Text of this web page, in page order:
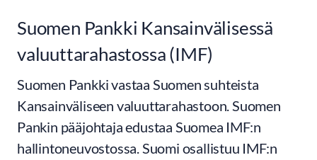
Suomen Pankki Kansainvälisessä
valuuttarahastossa (IMF)
Suomen Pankki vastaa Suomen suhteista
Kansainväliseen valuuttarahastoon. Suomen
Pankin pääjohtaja edustaa Suomea IMF:n
hallintoneuvostossa. Suomi osallistuu IMF:n